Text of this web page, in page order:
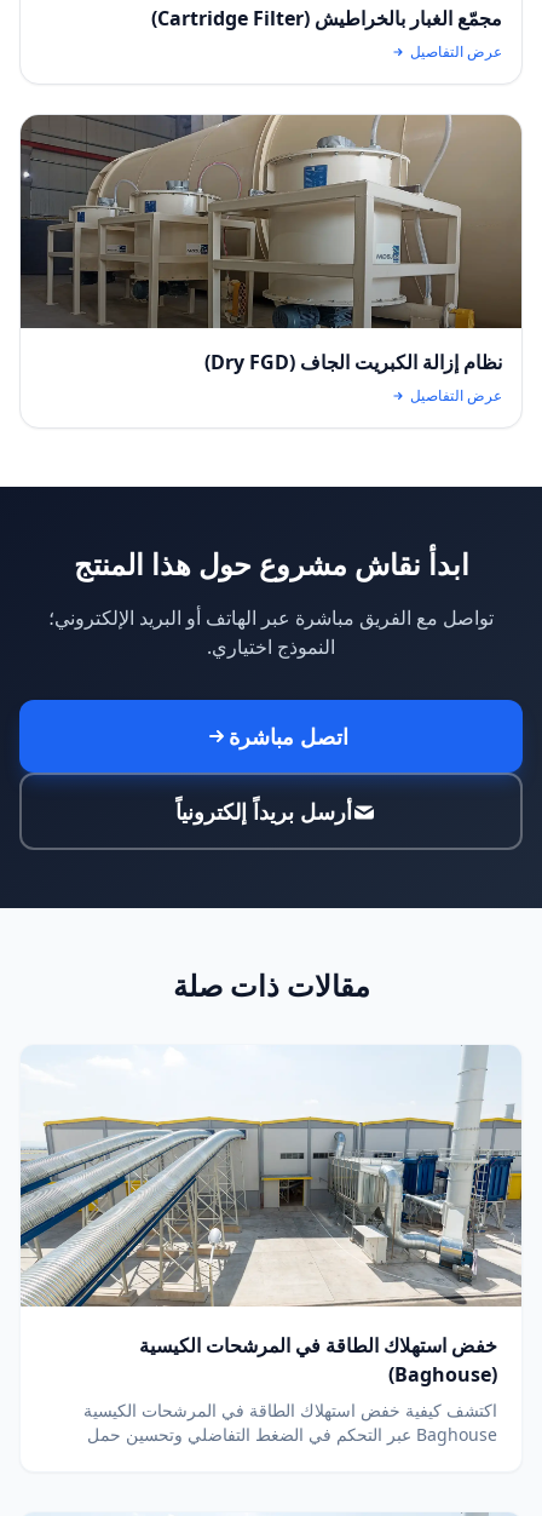
مجمّع الغبار بالخراطيش (Cartridge Filter)
عرض التفاصيل
نظام إزالة الكبريت الجاف (Dry FGD)
عرض التفاصيل
ابدأ نقاش مشروع حول هذا المنتج
تواصل مع الفريق مباشرة عبر الهاتف أو البريد الإلكتروني؛
النموذج اختياري.
اتصل مباشرة
أرسل بريداً إلكترونياً
مقالات ذات صلة
خفض استهلاك الطاقة في المرشحات الكيسية
(Baghouse)
اكتشف كيفية خفض استهلاك الطاقة في المرشحات الكيسية
Baghouse عبر التحكم في الضغط التفاضلي وتحسين حمل